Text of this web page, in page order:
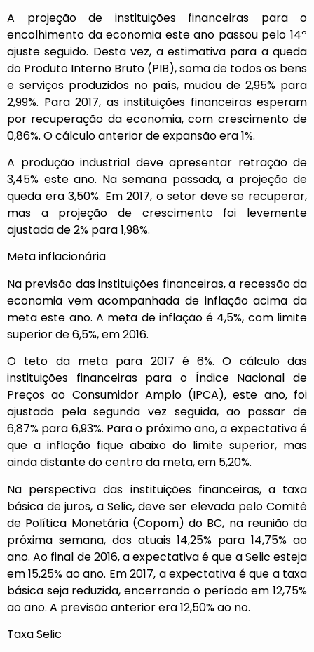
A projeção de instituições financeiras para o
encolhimento da economia este ano passou pelo 14º
ajuste seguido. Desta vez, a estimativa para a queda
do Produto Interno Bruto (PIB), soma de todos os bens
e serviços produzidos no país, mudou de 2,95% para
2,99%. Para 2017, as instituições financeiras esperam
por recuperação da economia, com crescimento de
0,86%. O cálculo anterior de expansão era 1%.
A produção industrial deve apresentar retração de
3,45% este ano. Na semana passada, a projeção de
queda era 3,50%. Em 2017, o setor deve se recuperar,
mas a projeção de crescimento foi levemente
ajustada de 2% para 1,98%.
Meta inflacionária
Na previsão das instituições financeiras, a recessão da
economia vem acompanhada de inflação acima da
meta este ano. A meta de inflação é 4,5%, com limite
superior de 6,5%, em 2016.
O teto da meta para 2017 é 6%. O cálculo das
instituições financeiras para o Índice Nacional de
Preços ao Consumidor Amplo (IPCA), este ano, foi
ajustado pela segunda vez seguida, ao passar de
6,87% para 6,93%. Para o próximo ano, a expectativa é
que a inflação fique abaixo do limite superior, mas
ainda distante do centro da meta, em 5,20%.
Na perspectiva das instituições financeiras, a taxa
básica de juros, a Selic, deve ser elevada pelo Comitê
de Política Monetária (Copom) do BC, na reunião da
próxima semana, dos atuais 14,25% para 14,75% ao
ano. Ao final de 2016, a expectativa é que a Selic esteja
em 15,25% ao ano. Em 2017, a expectativa é que a taxa
básica seja reduzida, encerrando o período em 12,75%
ao ano. A previsão anterior era 12,50% ao no.
Taxa Selic